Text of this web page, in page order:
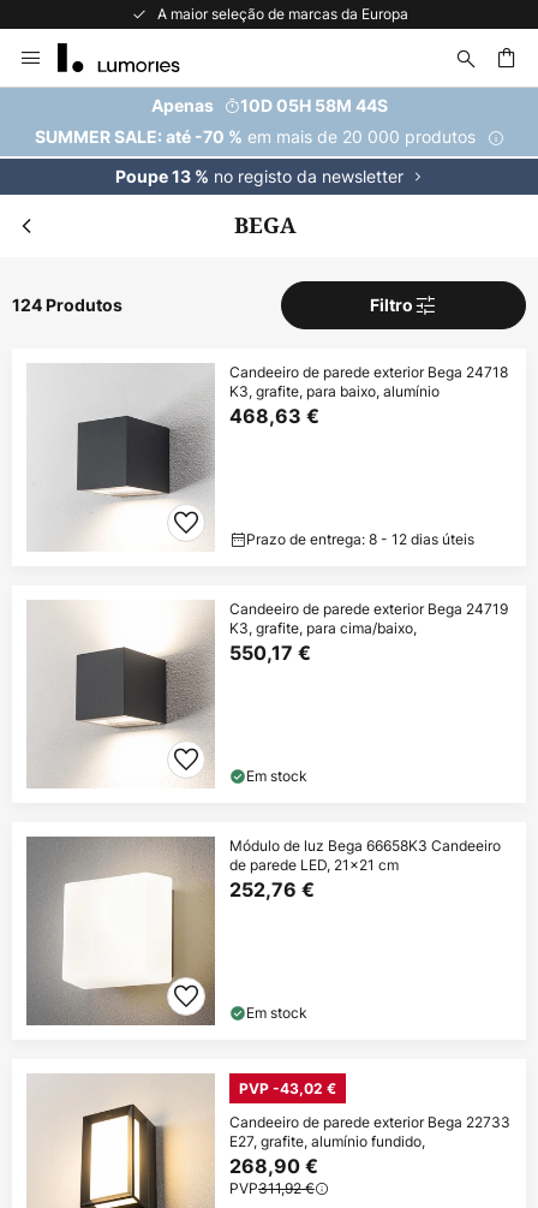
A maior seleção de marcas da Europa
para
Conteúdo
Apenas
10D 05H 58M 42S
SUMMER SALE: até -70 % em mais de 20 000 produtos
Poupe 13 % no registo da newsletter
BEGA
124 Produtos Filtro
Candeeiro de parede exterior Bega 24718
K3, grafite, para baixo, alumínio
468,63 €
Prazo de entrega: 8 - 12 dias úteis
Candeeiro de parede exterior Bega 24719
K3, grafite, para cima/baixo,
550,17 €
Em stock
Módulo de luz Bega 66658K3 Candeeiro
de parede LED, 21x21 cm
252,76 €
Em stock
PVP -43,02 €
Candeeiro de parede exterior Bega 22733
E27, grafite, alumínio fundido,
268,90 €
PVP311,92 €